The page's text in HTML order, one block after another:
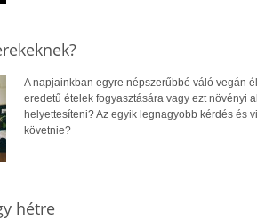
A napjainkban egyre népszerűbbé váló vegán
eredetű ételek fogyasztására vagy ezt növényi
helyettesíteni? Az egyik legnagyobb kérdés és
követnie?
hétre